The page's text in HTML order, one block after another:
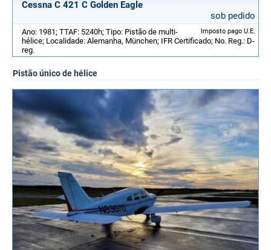
Cessna C 421 C Golden Eagle
sob pedido
Imposto pago U.E.
Ano: 1981; TTAF: 5240h; Tipo: Pistão de multi-
hélice; Localidade: Alemanha, München; IFR Certificado; No. Reg.: D-
reg.
Pistão único de hélice